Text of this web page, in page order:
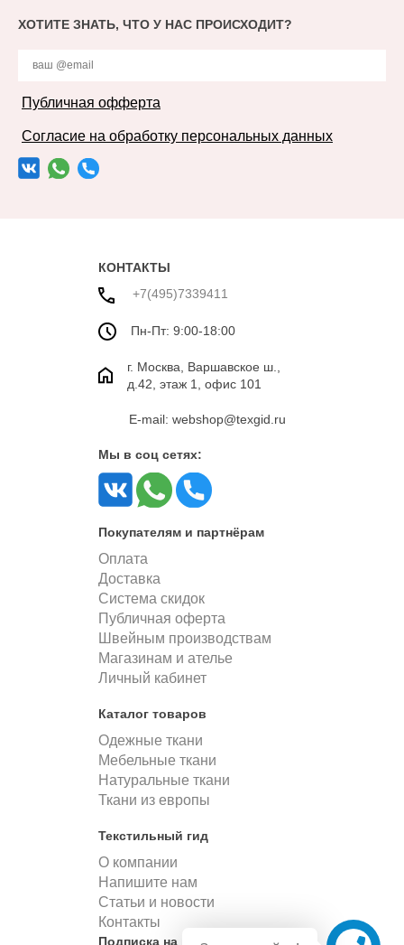
ХОТИТЕ ЗНАТЬ, ЧТО У НАС ПРОИСХОДИТ?
Публичная офферта
Согласие на обработку персональных данных
КОНТАКТЫ
+7(495)7339411
Пн-Пт: 9:00-18:00
г. Москва, Варшавское ш.,
д.42, этаж 1, офис 101
E-mail: webshop@texgid.ru
Мы в соц сетях:
Покупателям и партнёрам
Оплата
Доставка
Система скидок
Публичная оферта
Швейным производствам
Магазинам и ателье
Личный кабинет
Каталог товаров
Одежные ткани
Мебельные ткани
Натуральные ткани
Ткани из европы
Текстильный гид
О компании
Напишите нам
Статьи и новости
Контакты
Подписка на новости